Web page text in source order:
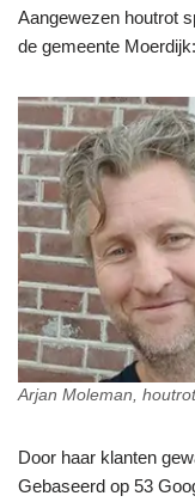
Aangewezen houtrot
de gemeente
Arjan Moleman,
Door haar klanten
Gebaseerd op 53